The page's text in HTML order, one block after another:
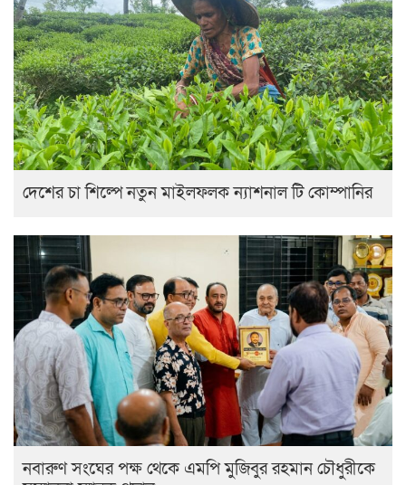
দেশের চা শিল্পে নতুন মাইলফলক ন্যাশনাল টি কোম্পানির
নবারুণ সংঘের পক্ষ থেকে এমপি মুজিবুর রহমান চৌধুরীকে